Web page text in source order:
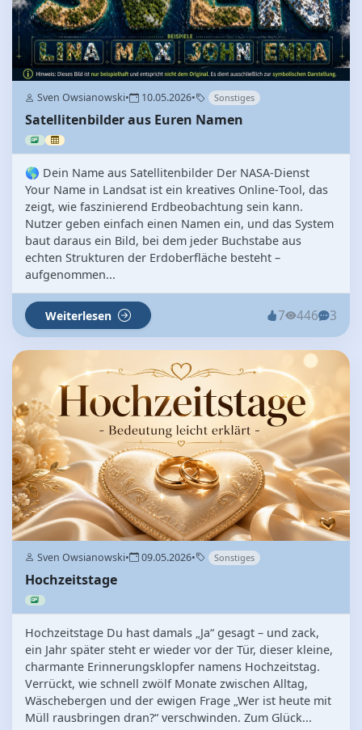
Sven Owsianowski• 10.05.2026• Sonstiges
Satellitenbilder aus Euren Namen
🌎 Dein Name aus Satellitenbilder Der NASA‑Dienst
Your Name in Landsat ist ein kreatives Online‑Tool, das
zeigt, wie faszinierend Erdbeobachtung sein kann.
Nutzer geben einfach einen Namen ein, und das System
baut daraus ein Bild, bei dem jeder Buchstabe aus
echten Strukturen der Erdoberfläche besteht –
aufgenommen...
Weiterlesen 7 446 3
Sven Owsianowski• 09.05.2026• Sonstiges
Hochzeitstage
Hochzeitstage Du hast damals „Ja“ gesagt – und zack,
ein Jahr später steht er wieder vor der Tür, dieser kleine,
charmante Erinnerungsklopfer namens Hochzeitstag.
Verrückt, wie schnell zwölf Monate zwischen Alltag,
Wäschebergen und der ewigen Frage „Wer ist heute mit
Müll rausbringen dran?“ verschwinden. Zum Glück...